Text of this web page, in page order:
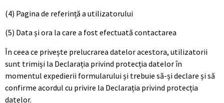
(4) Pagina de referință a utilizatorului
(5) Data și ora la care a fost efectuată contactarea
În ceea ce privește prelucrarea datelor acestora, utilizatorii
sunt trimiși la Declarația privind protecția datelor în
momentul expedierii formularului și trebuie să-și declare și să
confirme acordul cu privire la Declarația privind protecția
datelor.